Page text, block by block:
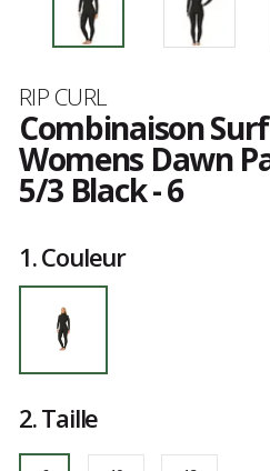
Marque
RIP CURL
Combinaison
Womens Dawn
5/3 Black - 6
6clients
1.Couleur
2.Taille